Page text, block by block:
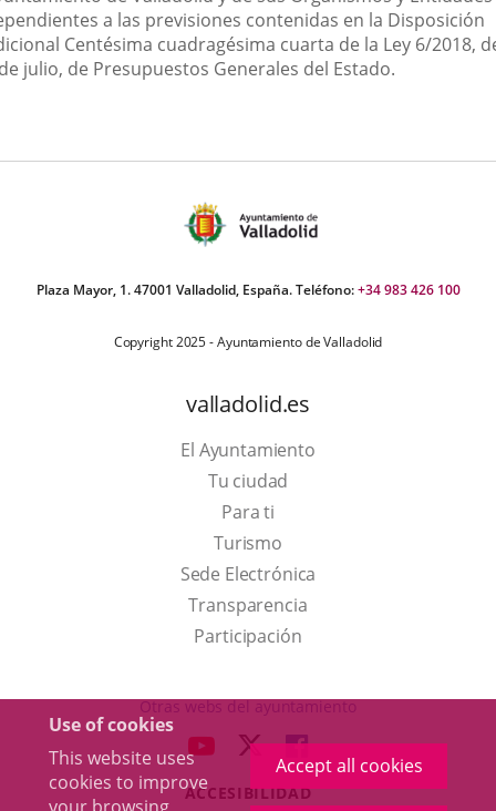
Use of cookies
This website uses
cookies to improve
Accept all cookies
a las previsiones contenidas en la Disposición
Centésima cuadragésima cuarta de la Ley 6/2018,
julio, de Presupuestos Generales del Estado.
Plaza Mayor, 1. 47001 Valladolid, España. Teléfono:+34 983 426 100
Copyright 2025 - Ayuntamiento de Valladolid
valladolid.es
El Ayuntamiento
Tu ciudad
Para ti
TurismoThis
link
will
open
a
up
window.
Sede Electrónica
Transparencia
Participación
Otras webs del ayuntamiento
LINK
EXTERNAL
LINK
TO
EXTERNAL
LINK
TO
EXTERNAL
ACCESIBILIDAD